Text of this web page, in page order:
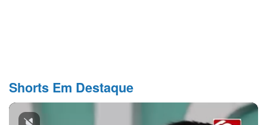
Shorts Em Destaque